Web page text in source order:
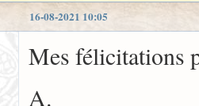
16-08-2021 10:05
Mes félicitations
A.